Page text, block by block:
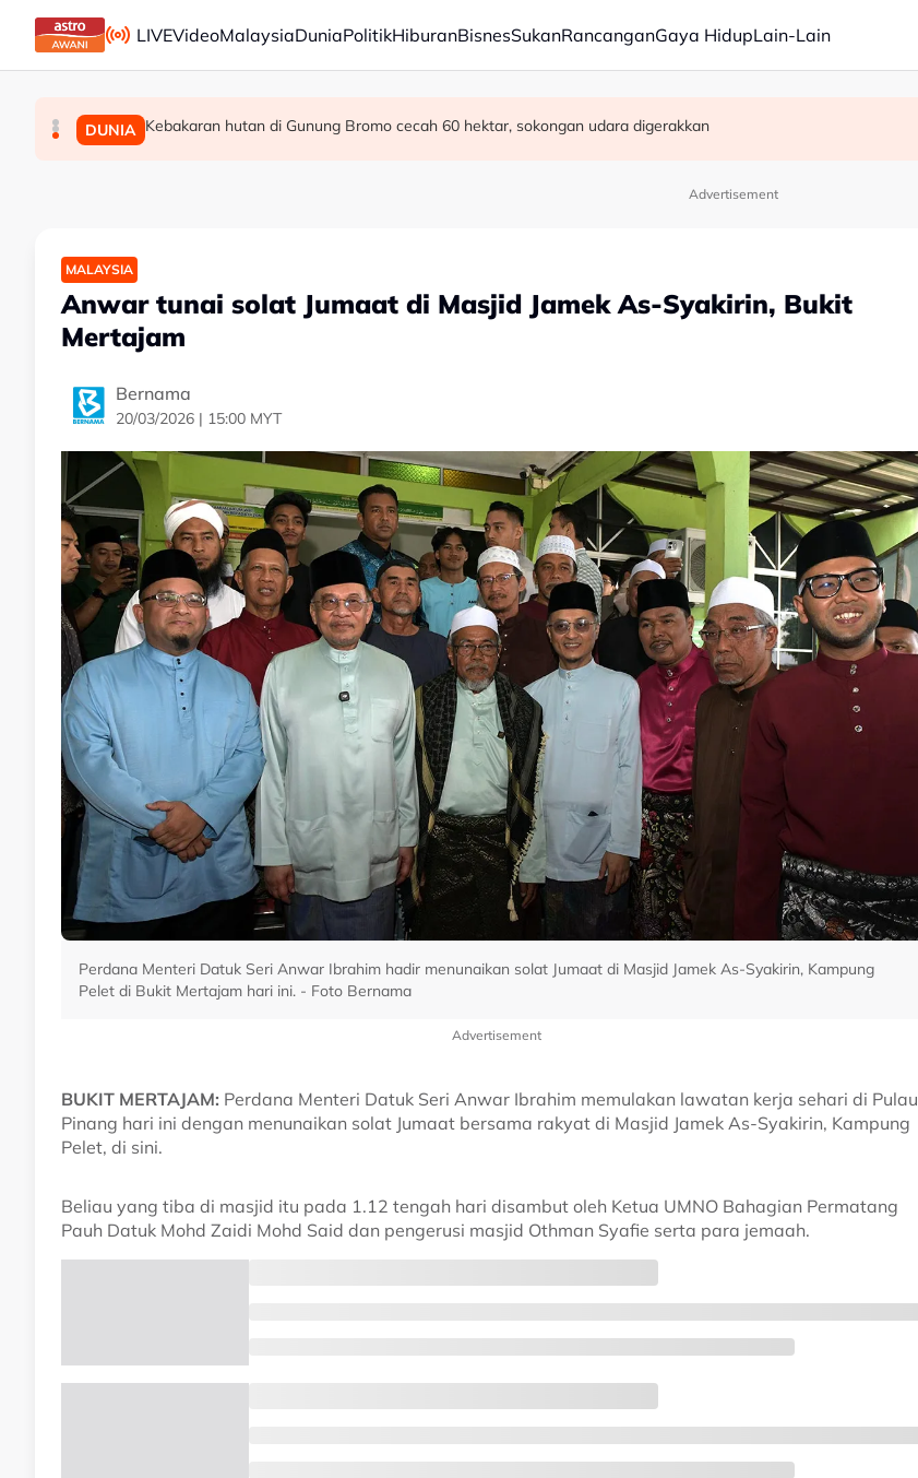
Skip to main content
LIVEVideoMalaysiaDuniaPolitikHiburanBisnesSukanRancanganGaya HidupLain-Lain
MALAYSIA Takut bersuara boleh jejas usaha banteras rasuah - Syed Ahmad Idid
MALAYSIA Transformasi organisasi bermula dengan pekerja, bukan ukuran prestasi
DUNIA Kebakaran hutan di Gunung Bromo cecah 60 hektar, sokongan udara digerakkan
Advertisement
MALAYSIA
Anwar tunai solat Jumaat di Masjid Jamek As-Syakirin, Bukit
Mertajam
Bernama
20/03/2026 | 15:00 MYT
Perdana Menteri Datuk Seri Anwar Ibrahim hadir menunaikan solat Jumaat di Masjid Jamek As-Syakirin, Kampung
Pelet di Bukit Mertajam hari ini. - Foto Bernama
Advertisement
BUKIT MERTAJAM: Perdana Menteri Datuk Seri Anwar Ibrahim memulakan lawatan kerja sehari di Pulau
Pinang hari ini dengan menunaikan solat Jumaat bersama rakyat di Masjid Jamek As-Syakirin, Kampung
Pelet, di sini.
Beliau yang tiba di masjid itu pada 1.12 tengah hari disambut oleh Ketua UMNO Bahagian Permatang
Pauh Datuk Mohd Zaidi Mohd Said dan pengerusi masjid Othman Syafie serta para jemaah.